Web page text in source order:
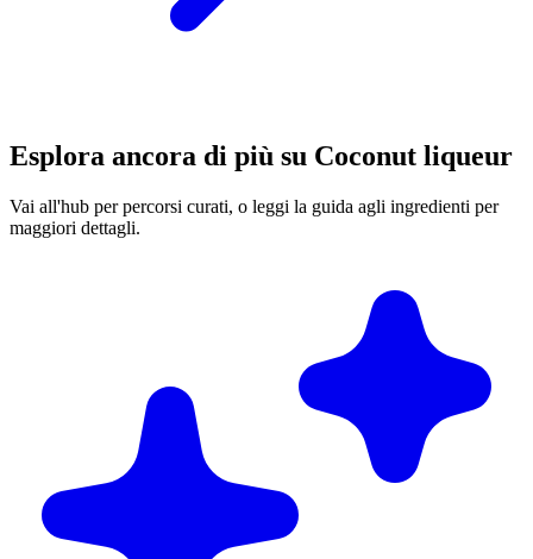
Esplora ancora di più su Coconut liqueur
Vai all'hub per percorsi curati, o leggi la guida agli ingredienti per
maggiori dettagli.